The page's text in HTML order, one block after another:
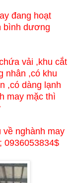
đang hoạt
bình dương
vải ,khu cắt
nhân ,có khu
,có dàng lạnh
may mặc thì
về nghành may
0936053834$